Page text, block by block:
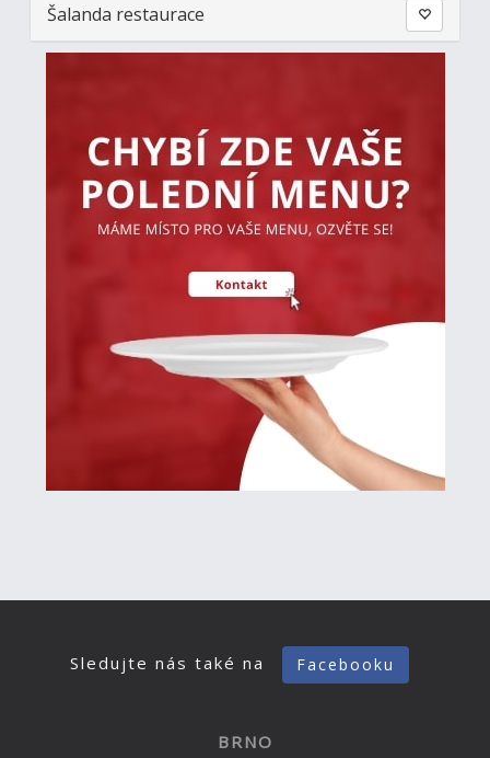
Šalanda restaurace
Sledujte nás také na Facebooku
BRNO